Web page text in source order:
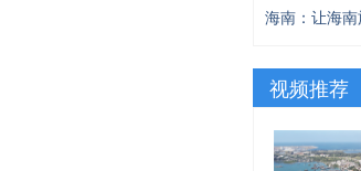
海南：让海
视频推荐